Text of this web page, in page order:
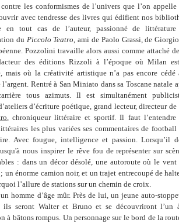
les conformismes de l’univers que l’on
avec tendresse des livres qui édifient nos
en tout cas de l’auteur, passionné de
du Piccolo Teatro, ami de Paolo Grassi, de
Pozzolini travaille alors aussi comme attaché
des éditions Rizzoli à l’époque où Milan
mais où la créativité artistique n’a pas encore cédé
l’argent. Rentré à San Miniato dans sa Toscane natale
tous azimuts. Il est simultanément
d’écriture poétique, grand lecteur, directeur
, chroniqueur littéraire et sportif. Il faut
les plus variées ses commentaires de
Avec fougue, intelligence et passion. Lorsqu’il
nous inspirer le rêve fou de représenter sur
: dans un décor désolé, une autoroute où le vent
; un énorme camion noir, et un trajet entrecoupé de
l’allure de stations sur un chemin de croix.
homme d’âge mûr. Près de lui, un jeune auto-
ils seront Walter et Bruno et se découvriront l’un
à bâtons rompus. Un personnage sur le bord de la